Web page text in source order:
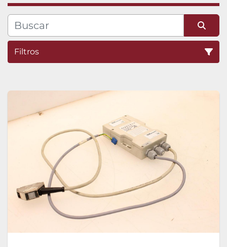
Filtros